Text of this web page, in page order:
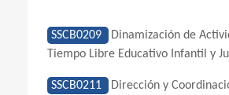
SSCB0209
Dinamización de
Tiempo Libre Educativo Infantil y
SSCB0211
Dirección y